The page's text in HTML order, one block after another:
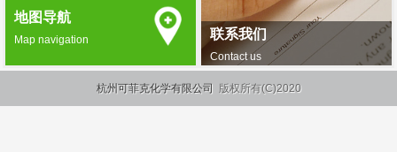
联系我们
Contact us
地图导航
Map navigation
杭州可菲克化学有限公司 版权所有(C)2020